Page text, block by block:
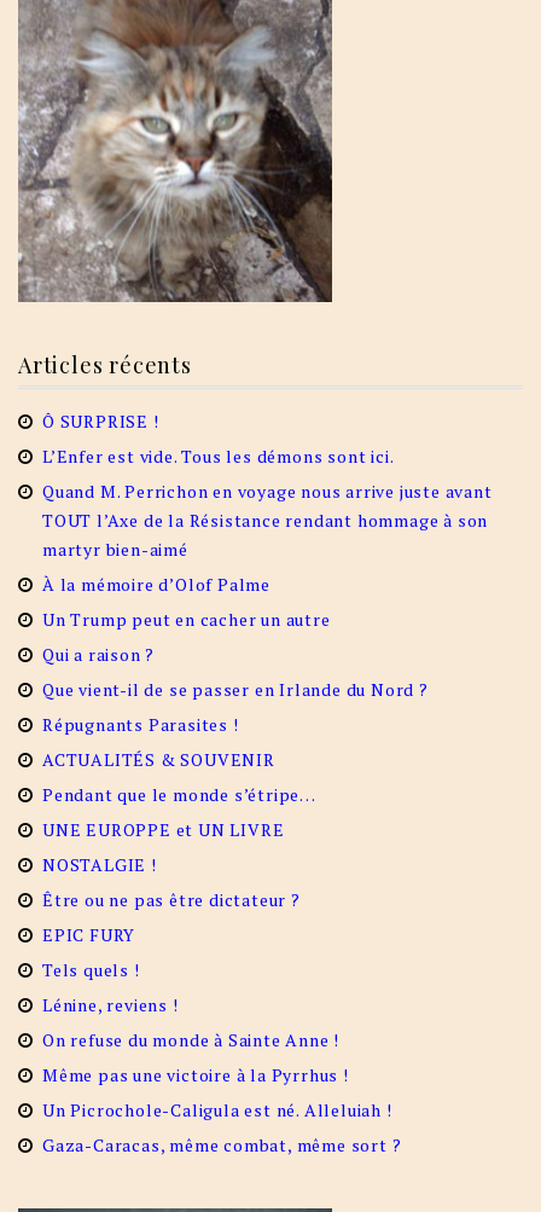
Articles récents
Ô SURPRISE !
L’Enfer est vide. Tous les démons sont ici.
Quand M. Perrichon en voyage nous arrive juste avant
TOUT l’Axe de la Résistance rendant hommage à son
martyr bien-aimé
À la mémoire d’Olof Palme
Un Trump peut en cacher un autre
Qui a raison ?
Que vient-il de se passer en Irlande du Nord ?
Répugnants Parasites !
ACTUALITÉS & SOUVENIR
Pendant que le monde s’étripe…
UNE EUROPPE et UN LIVRE
NOSTALGIE !
Être ou ne pas être dictateur ?
EPIC FURY
Tels quels !
Lénine, reviens !
On refuse du monde à Sainte Anne !
Même pas une victoire à la Pyrrhus !
Un Picrochole-Caligula est né. Alleluiah !
Gaza-Caracas, même combat, même sort ?